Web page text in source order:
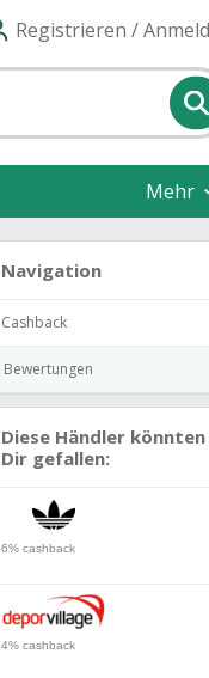
Registrieren /
Mehr
Navigation
Cashback
Bewertungen
Diese Händler könnten
Dir gefallen:
6% cashback
4% cashback